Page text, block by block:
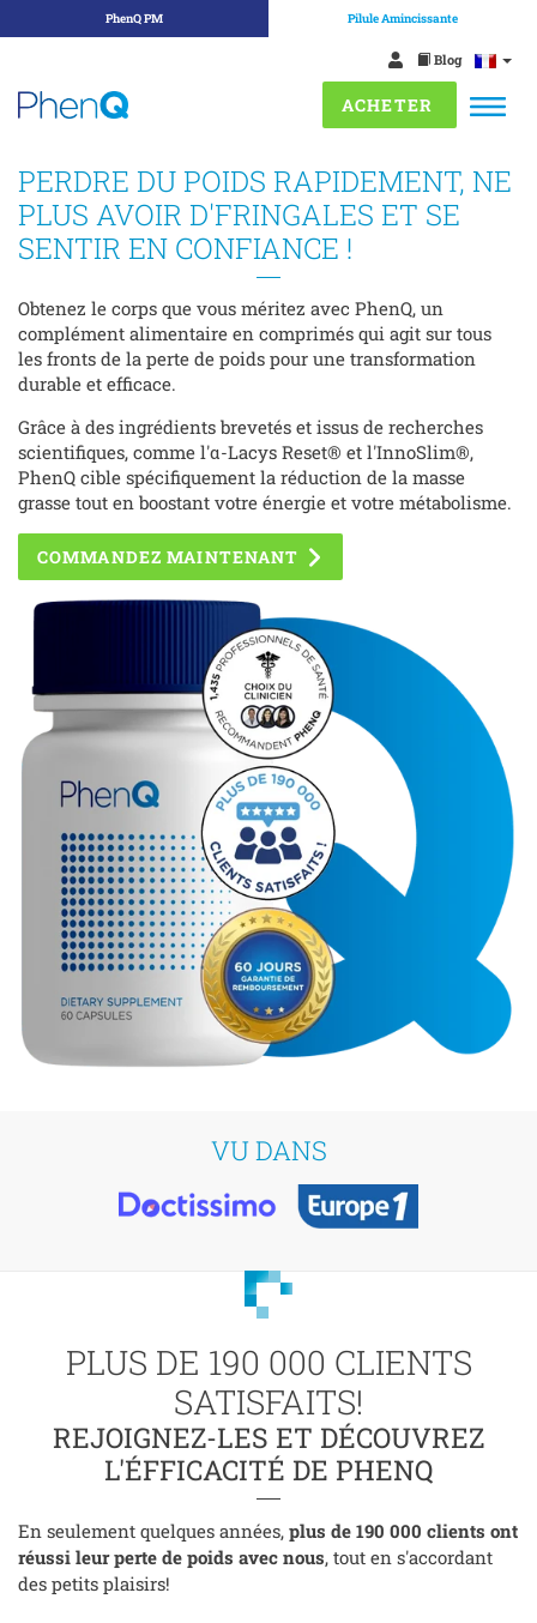
PhenQ PM Pilule Amincissante
contenu
Blog
ACHETER
PERDRE DU POIDS RAPIDEMENT, NE
PLUS AVOIR D'FRINGALES ET SE
SENTIR EN CONFIANCE !
Obtenez le corps que vous méritez avec PhenQ, un
complément alimentaire en comprimés qui agit sur tous
les fronts de la perte de poids pour une transformation
durable et efficace.
Grâce à des ingrédients brevetés et issus de recherches
scientifiques, comme l'α-Lacys Reset® et l'InnoSlim®,
PhenQ cible spécifiquement la réduction de la masse
grasse tout en boostant votre énergie et votre métabolisme.
COMMANDEZ MAINTENANT
VU DANS
PLUS DE 190 000 CLIENTS
SATISFAITS!
REJOIGNEZ-LES ET DÉCOUVREZ
L'ÉFFICACITÉ DE PHENQ
En seulement quelques années, plus de 190 000 clients ont
réussi leur perte de poids avec nous, tout en s'accordant
des petits plaisirs!